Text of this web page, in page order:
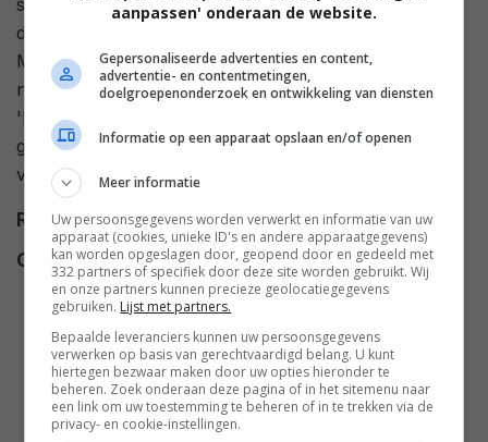
stel. Annie en Michael zijn zo'n perfect stel, althans
dat denkt iedereen. Toch kan schijn bedriegen als
Michael vermoord wordt. Was het huwelijk dan toch
niet zo perfect? Waar komt ineens die mysterieuze
'lover' van Annie vandaan? En... blijft het bij deze ene
gruwelijke daad of is dit het begin van een
verschrikkelijke reeds koelbloedige moorden?
Regie Douglas Jackson.
Cast
William R. Moses,Lawrence
Dane,James Bradford,James
Wilder,Jamie Luner
Karsenti,Lisa Langlois,James
O'Regan, Sophie Gendron,
Duckworth,Allison Graham,
Kathy Logan
aanpassen' onderaan de website.
Gepersonaliseerde advertenties en content,
advertentie- en contentmetingen,
doelgroepenonderzoek en ontwikkeling van diensten
Informatie op een apparaat opslaan en/of openen
Meer informatie
Uw persoonsgegevens worden verwerkt en informatie van uw
apparaat (cookies, unieke ID's en andere apparaatgegevens)
kan worden opgeslagen door, geopend door en gedeeld met
332 partners of specifiek door deze site worden gebruikt. Wij
en onze partners kunnen precieze geolocatiegegevens
gebruiken. Lijst met partners.
Bepaalde leveranciers kunnen uw persoonsgegevens
verwerken op basis van gerechtvaardigd belang. U kunt
hiertegen bezwaar maken door uw opties hieronder te
beheren. Zoek onderaan deze pagina of in het sitemenu naar
een link om uw toestemming te beheren of in te trekken via de
privacy- en cookie-instellingen.